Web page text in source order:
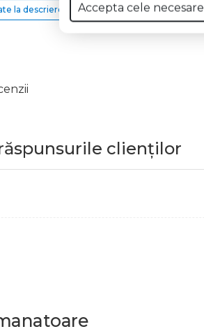
la descriere
clienților
Accepta cele necesare